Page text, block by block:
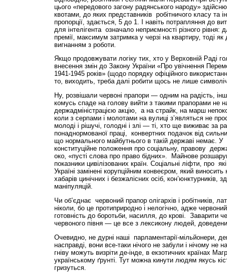
цього «передового загону радянського народу»
квотами, до яких представників робітничого класу та
пропорції, здається, 5 до 1. І навіть потрапляння до
для інтелігента означало неприємності різного
премії, максимум затримка у черзі на квартиру, тоді
вигнанням з роботи.
Якщо продовжувати логіку тих, хто у Верховній Раді
внесення змін до Закону України «Про увічнення
1941-1945 років» (щодо порядку офіційного
то, виходить, треба далі робити щось не лише
Ну, розвішали червоні прапори — одним на радість,
комусь спаде на голову вийти з такими прапорами не
держадміністрацією акцію, а на страйк, на марш
коли з серпами і молотами на вулиці з’являться не
молоді і рішучі, голодні і злі — ті, хто ще виживає за
понаднормованої праці, конвертних подачок від
що нормального майбутнього в такій державі немає. У
конституційне положення про соціальну, правову
око, «пусті слова про право бідних». Майнове
показники цивілізованих країн. Соціальні ліфти, про
Україні замінені корупційним конвеєром, який
хабарів цинічних і безжалісних осіб, кон’юнктурників,
маніпуляцій.
Чи об’єднає червоний прапор олігархів і робітників,
ніколи, бо це протиприродно і нелогічно, адже
готовність до боротьби, насилля, до крові. Заварити
червоного півня — це все з лексикону людей,
Очевидно, не дурні наші парламентарії-мільйонери,
насправді, вони все-таки нічого не забули і нічому
гніву можуть визріти де-інде, в екзотичних країнах
українському ґрунті. Тут можна кинути людям якусь
гризуться.